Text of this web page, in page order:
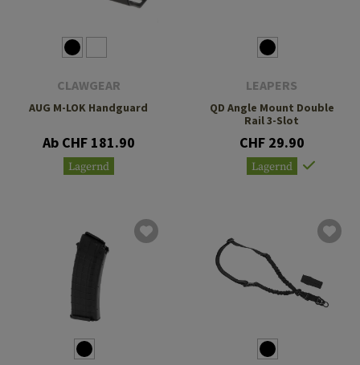
CLAWGEAR
AUG M-LOK Handguard
Ab CHF 181.90
Lagernd
LEAPERS
QD Angle Mount Double
Rail 3-Slot
CHF 29.90
Lagernd